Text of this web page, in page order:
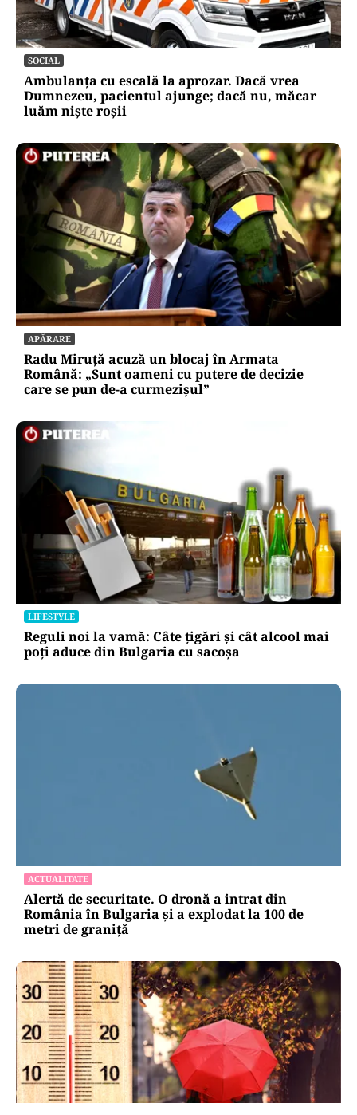
SOCIAL
Ambulanța cu escală la aprozar. Dacă vrea
Dumnezeu, pacientul ajunge; dacă nu, măcar
luăm niște roșii
APĂRARE
Radu Miruță acuză un blocaj în Armata
Română: „Sunt oameni cu putere de decizie
care se pun de-a curmezișul”
LIFESTYLE
Reguli noi la vamă: Câte țigări și cât alcool mai
poți aduce din Bulgaria cu sacoșa
ACTUALITATE
Alertă de securitate. O dronă a intrat din
România în Bulgaria şi a explodat la 100 de
metri de graniţă